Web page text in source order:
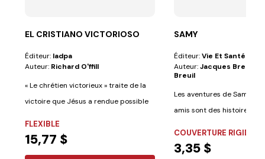
EL CRISTIANO VICTORIOSO
Éditeur: Iadpa
Auteur: Richard O'ffill
« Le chrétien victorieux » traite de la
victoire que Jésus a rendue possible
FLEXIBLE
15,77 $
SAMY
Éditeur:Vie Et Santé
Auteur:Jacques Breuil Et
Breuil
Les aventures de Sammy
amis sont des histoires
COUVERTURE RIGIDE
3,35 $